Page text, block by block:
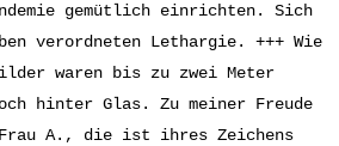
gemütlich einrichten. Sich
verordneten Lethargie. +++ Wie
waren bis zu zwei Meter
hinter Glas. Zu meiner Freude
A., die ist ihres Zeichens